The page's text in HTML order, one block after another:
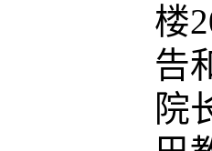
楼
告
院